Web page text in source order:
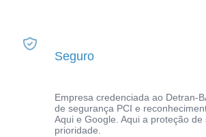
Seguro
Empresa credenciada ao Detran-
de segurança PCI e
Aqui e Google. Aqui a proteção de
prioridade.